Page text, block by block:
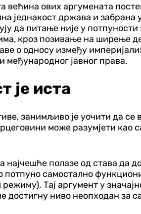
већина ових аргумената
једнакост држава и
да питање није у
кроз позивање на ширење
о односу између
међународног јавног права.
је иста
занимљиво је уочити да се
може разумјети као
полазе од става да
потпуно самостално
Тај аргумент у
достигну ниво неопходан за